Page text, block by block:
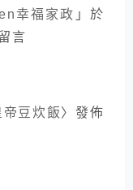
幸福家政 」於
言
豆炊飯〉發佈